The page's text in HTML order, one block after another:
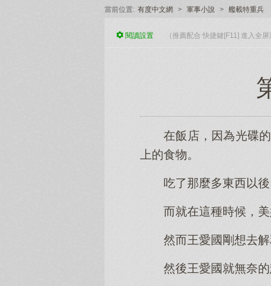
當前位置: 有度中文網 > 軍事小說 > 艦載特重兵
閱讀設置 （推薦配合 快捷鍵[F11] 進入全屏
在飯店，因為光碟
上的食物。
吃了那麼多東西以
而就在這種時候，
然而王愛國剛想去
然後王愛國就無奈的